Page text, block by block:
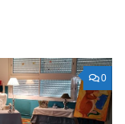
0